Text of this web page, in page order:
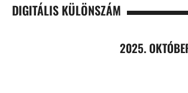
DIGITÁLIS KÜLÖNSZÁM
2025.